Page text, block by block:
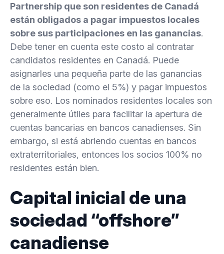
Partnership que son residentes de Canadá
están obligados a pagar impuestos locales
sobre sus participaciones en las ganancias.
Debe tener en cuenta este costo al contratar
candidatos residentes en Canadá. Puede
asignarles una pequeña parte de las ganancias
de la sociedad (como el 5%) y pagar impuestos
sobre eso. Los nominados residentes locales son
generalmente útiles para facilitar la apertura de
cuentas bancarias en bancos canadienses. Sin
embargo, si está abriendo cuentas en bancos
extraterritoriales, entonces los socios 100% no
residentes están bien.
Capital inicial de una
sociedad “offshore”
canadiense